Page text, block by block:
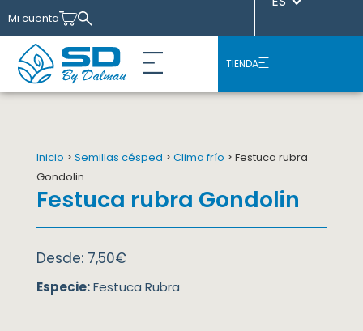
Mi cuenta
TIENDA
Inicio > Semillas césped > Clima frío > Festuca rubra
Gondolin
Festuca rubra Gondolin
Desde: 7,50€
Especie:Festuca Rubra